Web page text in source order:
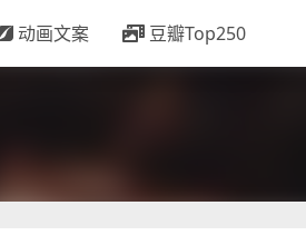
动画文案 豆瓣Top250